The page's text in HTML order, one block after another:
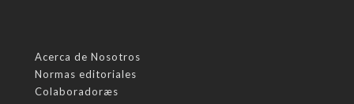
Acerca de Nosotros
Normas editoriales
Colaboradoræs